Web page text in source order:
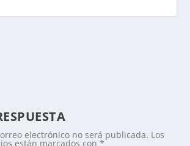
electrónico no será publicada. Los
están marcados con*